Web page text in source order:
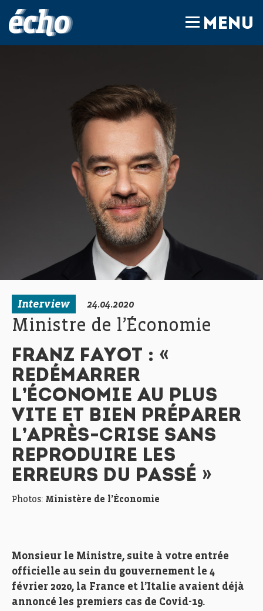
MENU
Interview 24.04.2020
Ministre de l’Économie
FRANZ FAYOT : «
REDÉMARRER
L’ÉCONOMIE AU PLUS
VITE ET BIEN PRÉPARER
L’APRÈS-CRISE SANS
REPRODUIRE LES
ERREURS DU PASSÉ »
Photos: Ministère de l’Économie
Monsieur le Ministre, suite à votre entrée
officielle au sein du gouvernement le 4
février 2020, la France et l’Italie avaient déjà
annoncé les premiers cas de Covid-19.